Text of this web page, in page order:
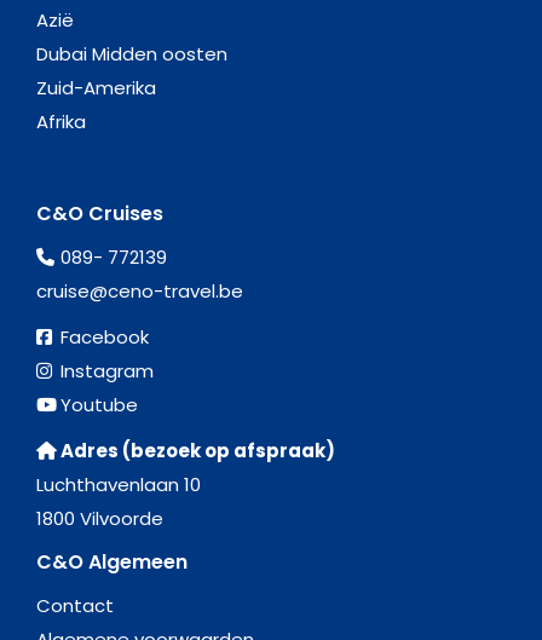
Azië
Dubai Midden oosten
Zuid-Amerika
Afrika
C&O Cruises
089- 772139
cruise@ceno-travel.be
Facebook
Instagram
Youtube
Adres (bezoek op afspraak)
Luchthavenlaan 10
1800 Vilvoorde
C&O Algemeen
Contact